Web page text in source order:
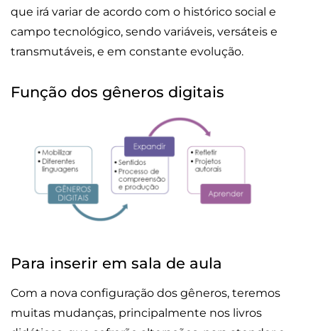
que irá variar de acordo com o histórico social e
campo tecnológico, sendo variáveis, versáteis e
transmutáveis, e em constante evolução.
Função dos gêneros digitais
Para inserir em sala de aula
Com a nova configuração dos gêneros, teremos
muitas mudanças, principalmente nos livros